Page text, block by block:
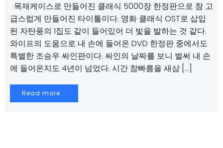
목재케이스로 만들어진 클래식 5000장 한정판으로 참 고
급스럽게 만들어진 타이틀이다. 영화 클래식 OST로 삽입
된 자탄풍의 1집도 같이 들어있어 더 빛을 발하는 것 같다.
와이프의 도움으로 내 손에 들어온 DVD 한정판 중에서도
특별한 조승우 싸인판이다. 싸인의 날짜를 보니 벌써 내 손
에 들어온지도 4년이 넘었다. 시간 참빠름을 새삼 […]
Read more...